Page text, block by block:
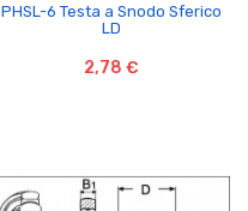
PHSL-6 Testa a Snodo Sferico
LD
2,78 €